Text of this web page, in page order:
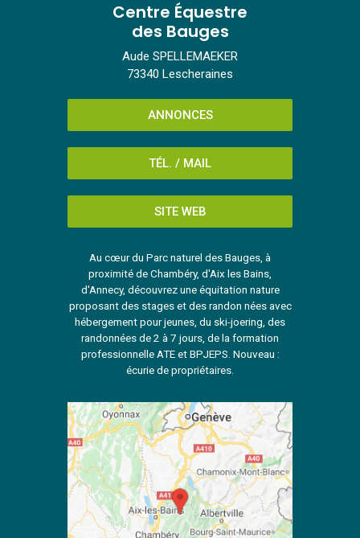
Centre Équestre
des Bauges
Aude SPELLEMAEKER
73340 Lescheraines
ANNONCES
TÉL. / MAIL
SITE WEB
Au cœur du Parc naturel des Bauges, à
proximité de Chambéry, d'Aix les Bains,
d'Annecy, découvrez une équitation nature
proposant des stages et des randon nées avec
hébergement pour jeunes, du ski-joering, des
randonnées de 2 à 7 jours, de la formation
professionnelle ATE et BPJEPS. Nouveau :
écurie de propriétaires.